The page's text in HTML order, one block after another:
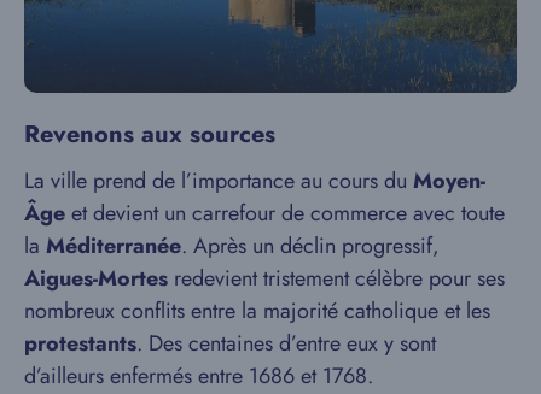
Revenons aux sources
La ville prend de l’importance au cours du Moyen-
Âgeet devient un carrefour de commerce avec toute
la Méditerranée. Après un déclin progressif,
Aigues-Mortes redevient tristement célèbre pour ses
nombreux conflits entre la majorité catholique et les
protestants. Des centaines d’entre eux y sont
d’ailleurs enfermés entre 1686 et 1768.